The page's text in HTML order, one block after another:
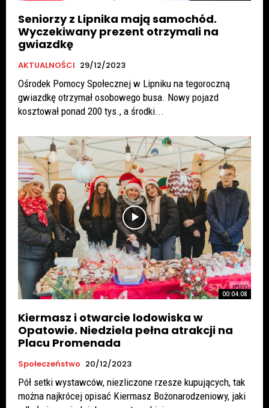
Seniorzy z Lipnika mają samochód.
Wyczekiwany prezent otrzymali na
gwiazdkę
AKTUALNOŚCI 29/12/2023
Ośrodek Pomocy Społecznej w Lipniku na tegoroczną
gwiazdkę otrzymał osobowego busa. Nowy pojazd
kosztował ponad 200 tys., a środki...
00:04:08
Kiermasz i otwarcie lodowiska w
Opatowie. Niedziela pełna atrakcji na
Placu Promenada
Społeczeństwo 20/12/2023
Pół setki wystawców, niezliczone rzesze kupujących, tak
można najkrócej opisać Kiermasz Bożonarodzeniowy, jaki